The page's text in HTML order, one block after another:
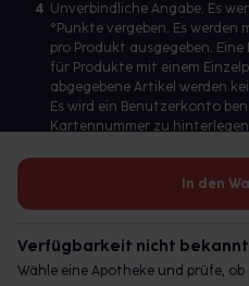
In den
Verfügbarkeit nicht bekannt
Wähle eine Apotheke und prüfe,
4 Unverbindliche Angabe. Es
°Punkte vergeben. Es werden
pro Produkt ausgegeben.
für Produkte mit einem
abgegebene Artikel werden
Es wird ein Benutzerkonto
Kartennummer zu
Betreiber des Portals und
© 2026 gesund.de GmbH & Co. KG